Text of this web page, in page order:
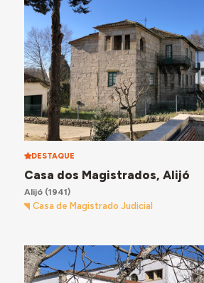
DESTAQUE
Casa dos Magistrados, Alijó
Alijó(1941)
Casa de Magistrado Judicial